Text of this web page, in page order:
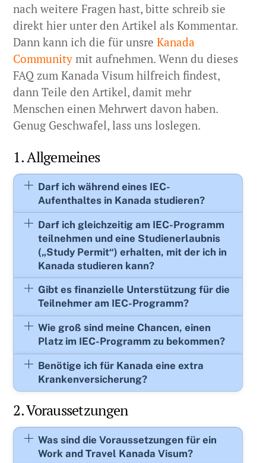
nach weitere Fragen hast, bitte schreib sie
direkt hier unter den Artikel als Kommentar.
Dann kann ich die für unsreKanada
Community mit aufnehmen. Wenn du dieses
FAQ zum Kanada Visum hilfreich findest,
dann Teile den Artikel, damit mehr
Menschen einen Mehrwert davon haben.
Genug Geschwafel, lass uns loslegen.
1. Allgemeines
Darf ich während eines IEC-
Aufenthaltes in Kanada studieren?
Darf ich gleichzeitig am IEC-Programm
teilnehmen und eine Studienerlaubnis
(„Study Permit“) erhalten, mit der ich in
Kanada studieren kann?
Gibt es finanzielle Unterstützung für die
Teilnehmer am IEC-Programm?
Wie groß sind meine Chancen, einen
Platz im IEC-Programm zu bekommen?
Benötige ich für Kanada eine extra
Krankenversicherung?
2. Voraussetzungen
Was sind die Voraussetzungen für ein
Work and Travel Kanada Visum?